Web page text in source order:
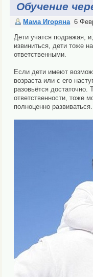
Обучение
Мама Игоряна 6
Дети учатся подражая,
извиниться, дети тоже
ответственными.
Если дети имеют
возраста или с его
разовьётся
ответственности, тоже
полноценно развиваться.